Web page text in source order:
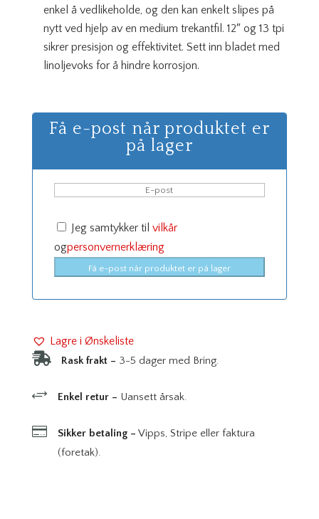
enkel å vedlikeholde, og den kan enkelt slipes på
nytt ved hjelp av en medium trekantfil. 12″ og 13 tpi
sikrer presisjon og effektivitet. Sett inn bladet med
linoljevoks for å hindre korrosjon.
Få e-post når produktet er
på lager
Jeg samtykker til vilkår
ogpersonvernerklæring
Få e-post når produktet er på lager
Lagre i Ønskeliste
 Rask frakt – 3-5 dager med Bring.
+ Enkel retur – Uansett årsak.
 Sikker betaling – Vipps, Stripe eller faktura
(foretak).